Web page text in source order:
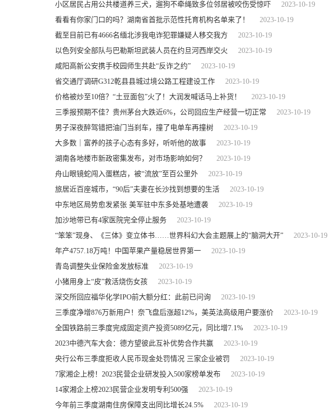
小区居民占用公共楼道养三犬，遛狗不牵绳致多位邻居被咬伤受惊吓
2023-10-19
看看有你家门口的吗？湖南省首批示范性托育机构名单来了！
2023-10-19
截至目前已有4666名缅北涉我电诈犯罪嫌疑人移交我方
2023-10-19
以色列安全部队与巴勒斯坦武装人员在约旦河西岸交火
2023-10-19
咸阳高新公安携手校园师生共赴“反诈之约”
2023-10-19
省交通厅调研G312乾县县城过境公路工程建设工作
2023-10-19
价格被炒至10倍？“土豆面包”火了！大润发喊话马上补货！
2023-10-19
三季报预期不佳？贵州茅台大跌近6%，公司回应生产经营一切正常
2023-10-19
男子深夜醉驾错把油门当刹车，撞了电单车再撞树
2023-10-19
大多数｜富养的孩子心态有多好，听听他的故事
2023-10-19
湖南各地楼市新政密集发布，对市场影响如何？
2023-10-19
舟山眼镜蛇闯入蛋糕店，被“流放”至百公里外
2023-10-19
旅居近百座城市，“90后”夫妻在长沙找到想要的生活
2023-10-19
中东地区局势愈发紧张 美军驻中东多处基地遭袭
2023-10-19
加沙地带已有4家医院完全停止服务
2023-10-19
“笨笨”现身、《三体》变立体书……世界科幻大会主题展上的“脑洞大开”
2023-10-19
年产4757.18万吨！中国苹果产量稳居世界第一
2023-10-19
青岛调整失业保险金发放标准
2023-10-19
小猪用身上“皮”救活烧伤女孩
2023-10-19
深交所回应福华化学IPO前大额分红：此前已问询
2023-10-19
三季度净增876万新用户！奈飞盘后涨超12%，美英法高级用户要涨价
2023-10-19
全国铁路前三季度完成固定资产投资5089亿元，同比增7.1%
2023-10-19
2023中德汽车大会：德方望彼此互补优势合作共赢
2023-10-19
央行公布三季度拒收人民币现金处罚情况 三家企业被罚
2023-10-19
7家湘企上榜！2023民营企业研发投入500家榜单发布
2023-10-19
14家湘企上榜2023民营企业发明专利500强
2023-10-19
今年前三季度湖南住房保障支出同比增长24.5%
2023-10-19